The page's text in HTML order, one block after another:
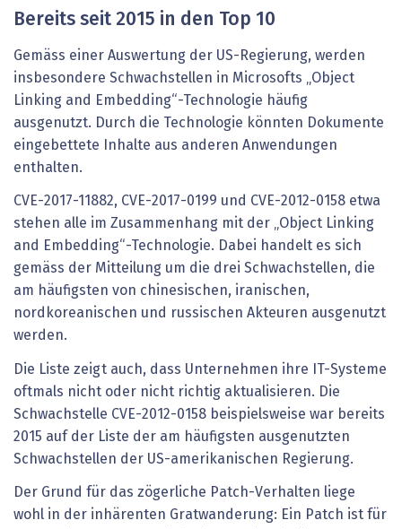
Bereits seit 2015 in den Top 10
Gemäss einer Auswertung der US-Regierung, werden
insbesondere Schwachstellen in Microsofts „Object
Linking and Embedding“-Technologie häufig
ausgenutzt. Durch die Technologie könnten Dokumente
eingebettete Inhalte aus anderen Anwendungen
enthalten.
CVE-2017-11882, CVE-2017-0199 und CVE-2012-0158 etwa
stehen alle im Zusammenhang mit der „Object Linking
and Embedding“-Technologie. Dabei handelt es sich
gemäss der Mitteilung um die drei Schwachstellen, die
am häufigsten von chinesischen, iranischen,
nordkoreanischen und russischen Akteuren ausgenutzt
werden.
Die Liste zeigt auch, dass Unternehmen ihre IT-Systeme
oftmals nicht oder nicht richtig aktualisieren. Die
Schwachstelle CVE-2012-0158 beispielsweise war bereits
2015 auf der Liste der am häufigsten ausgenutzten
Schwachstellen der US-amerikanischen Regierung.
Der Grund für das zögerliche Patch-Verhalten liege
wohl in der inhärenten Gratwanderung: Ein Patch ist für